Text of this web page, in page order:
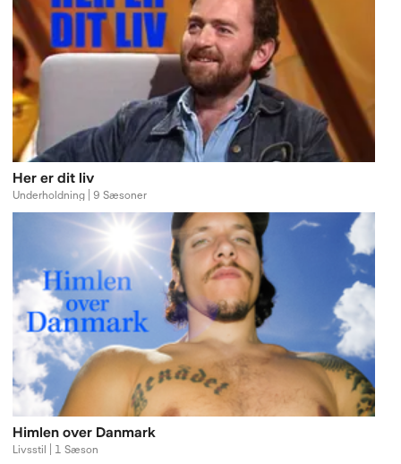
Her er dit liv
Underholdning | 9 Sæsoner
Himlen over Danmark
Livsstil | 1 Sæson